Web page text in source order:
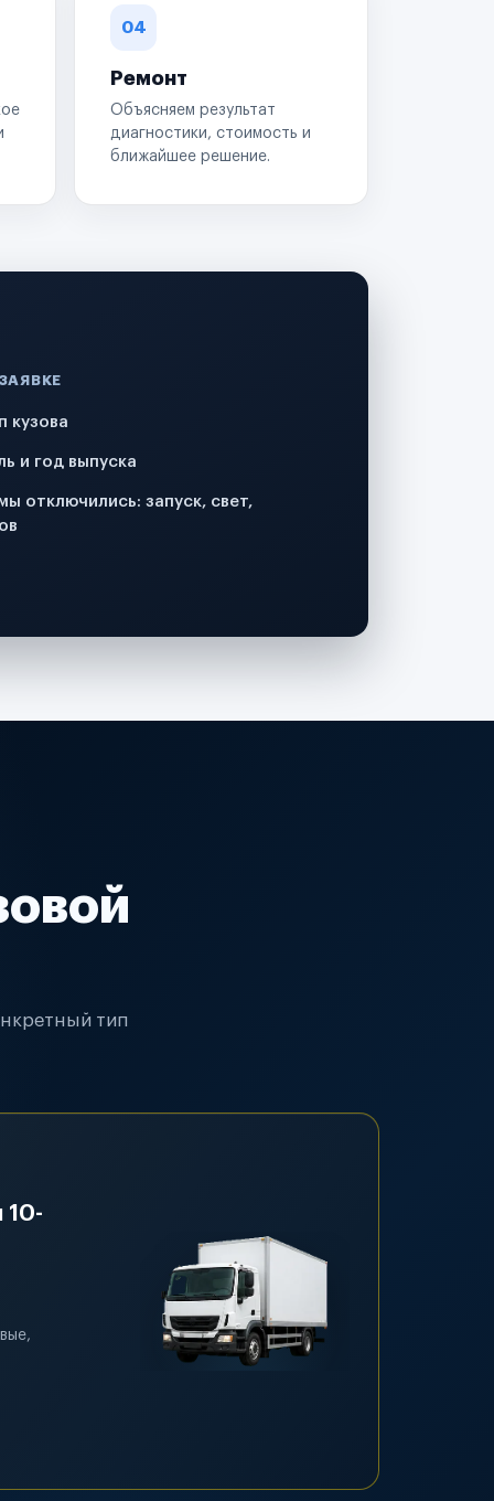
04
Ремонт
Объясняем результат
диагностики, стоимость и
ближайшее решение.
кузова
и год выпуска
отключились: запуск, свет,
тип
10-